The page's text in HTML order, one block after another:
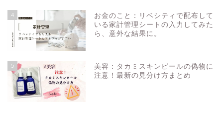
4
お金のこと：リベシティで配布して
いる家計管理シートの入力してみた
ら、意外な結果に。
5
美容：タカミスキンピールの偽物に
注意！最新の見分け方まとめ